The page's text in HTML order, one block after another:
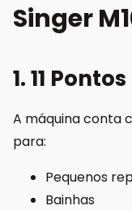
Singer
1. 11
A máquina conta
para:
Pequenos
Bainhas